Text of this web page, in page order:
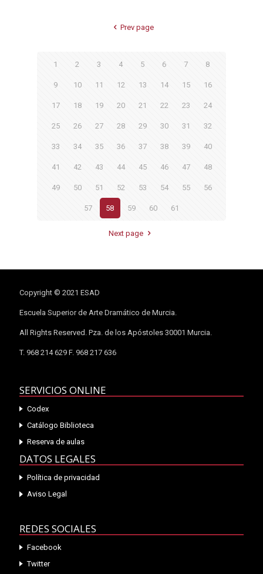
Prev page
1 2 3 4 5 6 7 8
9 10 11 12 13 14 15 16
17 18 19 20 21 22 23 24
25 26 27 28 29 30 31 32
33 34 35 36 37 38 39 40
41 42 43 44 45 46 47 48
49 50 51 52 53 54 55 56
57 58 59 60 61
Next page
Copyright © 2021 ESAD
Escuela Superior de Arte Dramático de Murcia.
All Rights Reserved. Pza. de los Apóstoles 30001 Murcia.
T. 968 214 629 F. 968 217 636
SERVICIOS ONLINE
Codex
Catálogo Biblioteca
Reserva de aulas
DATOS LEGALES
Política de privacidad
Aviso Legal
REDES SOCIALES
Facebook
Twitter